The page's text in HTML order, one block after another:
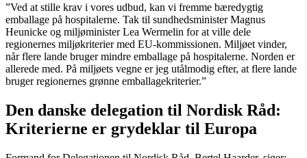
”Ved at stille krav i vores udbud, kan vi fremme bæredygtig
emballage på hospitalerne. Tak til sundhedsminister Magnus
Heunicke og miljøminister Lea Wermelin for at ville dele
regionernes miljøkriterier med EU-kommissionen. Miljøet vinder,
når flere lande bruger mindre emballage på hospitalerne. Norden er
allerede med. På miljøets vegne er jeg utålmodig efter, at flere lande
bruger regionernes grønne emballagekriterier.”
Den danske delegation til Nordisk Råd:
Kriterierne er grydeklar til Europa